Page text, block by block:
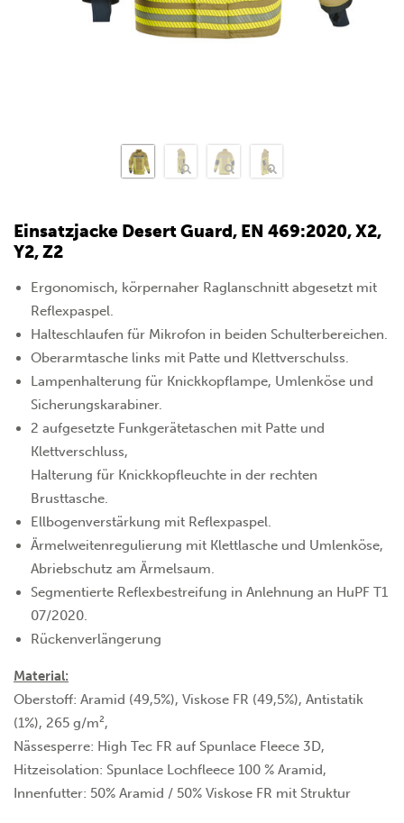
Einsatzjacke Desert Guard, EN 469:2020, X2,
Y2, Z2
Ergonomisch, körpernaher Raglanschnitt abgesetzt mit
Reflexpaspel.
Halteschlaufen für Mikrofon in beiden Schulterbereichen.
Oberarmtasche links mit Patte und Klettverschulss.
Lampenhalterung für Knickkopflampe, Umlenköse und
Sicherungskarabiner.
2 aufgesetzte Funkgerätetaschen mit Patte und
Klettverschluss,
Halterung für Knickkopfleuchte in der rechten
Brusttasche.
Ellbogenverstärkung mit Reflexpaspel.
Ärmelweitenregulierung mit Klettlasche und Umlenköse,
Abriebschutz am Ärmelsaum.
Segmentierte Reflexbestreifung in Anlehnung an HuPF T1
07/2020.
Rückenverlängerung
Material:
Oberstoff: Aramid (49,5%), Viskose FR (49,5%), Antistatik
(1%), 265 g/m²,
Nässesperre: High Tec FR auf Spunlace Fleece 3D,
Hitzeisolation: Spunlace Lochfleece 100 % Aramid,
Innenfutter: 50% Aramid / 50% Viskose FR mit Struktur